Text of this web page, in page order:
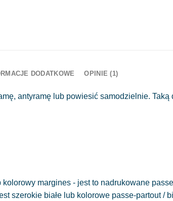
DODATKOWE OPINIE (1)
antyramę lub powiesić samodzielnie.
margines - jest to nadrukowane
szerokie białe lub kolorowe passe-partout /